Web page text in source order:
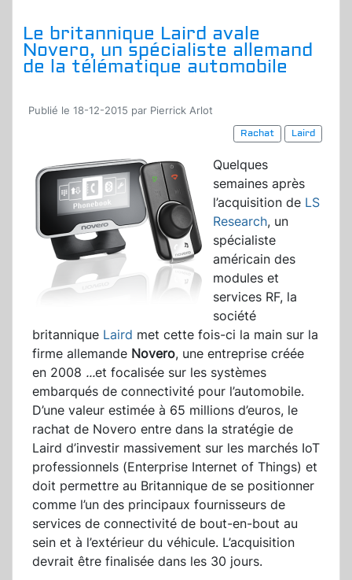
Le britannique Laird avale
Novero, un spécialiste allemand
de la télématique automobile
Publié le 18-12-2015 par Pierrick Arlot
Rachat
Laird
Quelques
semaines après
l’acquisition de LS
Research, un
spécialiste
américain des
modules et
services RF, la
société
britannique Laird met cette fois-ci la main sur la
firme allemande Novero, une entreprise créée
en 2008 ...et focalisée sur les systèmes
embarqués de connectivité pour l’automobile.
D’une valeur estimée à 65 millions d’euros, le
rachat de Novero entre dans la stratégie de
Laird d’investir massivement sur les marchés IoT
professionnels (Enterprise Internet of Things) et
doit permettre au Britannique de se positionner
comme l’un des principaux fournisseurs de
services de connectivité de bout-en-bout au
sein et à l’extérieur du véhicule. L’acquisition
devrait être finalisée dans les 30 jours.